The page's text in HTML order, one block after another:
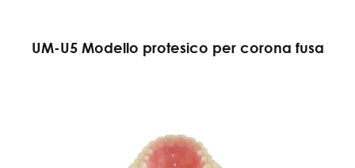
UM-U5 Modello protesico per corona fusa